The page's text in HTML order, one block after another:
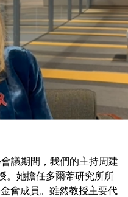
議期間，我們的主持周建
。她擔任多爾蒂研究所所
會成員。雖然教授主要代